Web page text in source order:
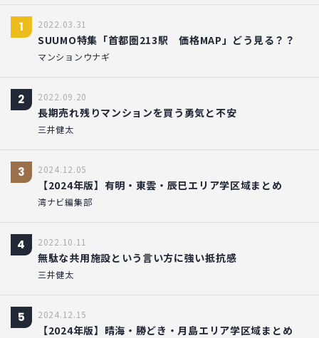
1 2022.03.31
SUUMO特集「首都圏213駅 価格MAP」どう見る？？
マンションウナギ
2 2022.09.20
長期売れ残りマンションを買う勇気と不安
三井健太
3 2024.12.05
【2024年版】有明・東雲・辰巳エリア学区域まとめ
湾ナビ編集部
4 2022.10.11
無駄な共用施設という言い方に強い抵抗感
三井健太
5 2024.12.15
【2024年版】晴海・勝どき・月島エリア学区域まとめ